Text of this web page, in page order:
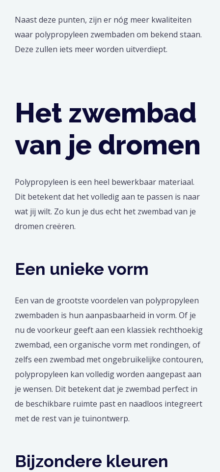
Naast deze punten, zijn er nóg meer kwaliteiten
waar polypropyleen zwembaden om bekend staan.
Deze zullen iets meer worden uitverdiept.
Het zwembad
van je dromen
Polypropyleen is een heel bewerkbaar materiaal.
Dit betekent dat het volledig aan te passen is naar
wat jij wilt. Zo kun je dus echt het zwembad van je
dromen creëren.
Een unieke vorm
Een van de grootste voordelen van polypropyleen
zwembaden is hun aanpasbaarheid in vorm. Of je
nu de voorkeur geeft aan een klassiek rechthoekig
zwembad, een organische vorm met rondingen, of
zelfs een zwembad met ongebruikelijke contouren,
polypropyleen kan volledig worden aangepast aan
je wensen. Dit betekent dat je zwembad perfect in
de beschikbare ruimte past en naadloos integreert
met de rest van je tuinontwerp.
Bijzondere kleuren